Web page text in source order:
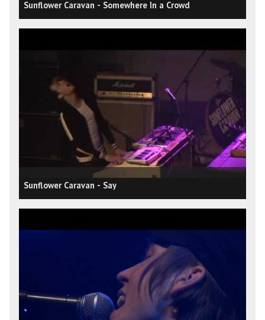
Sunflower Caravan - Somewhere In a Crowd
Sunflower Caravan - Say